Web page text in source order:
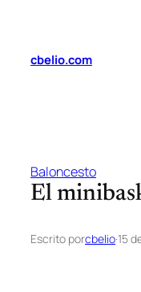
contenido
cbelio.com
Baloncesto
El
Escrito porcbelio·15